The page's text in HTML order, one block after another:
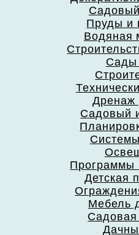
Пруды и
Водяная
Сады
Дренаж
Садовый
Программы
Детская
Мебель
Садовая